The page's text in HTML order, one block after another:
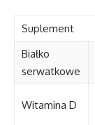
Suplement
Białko
serwatkowe
Witamina D